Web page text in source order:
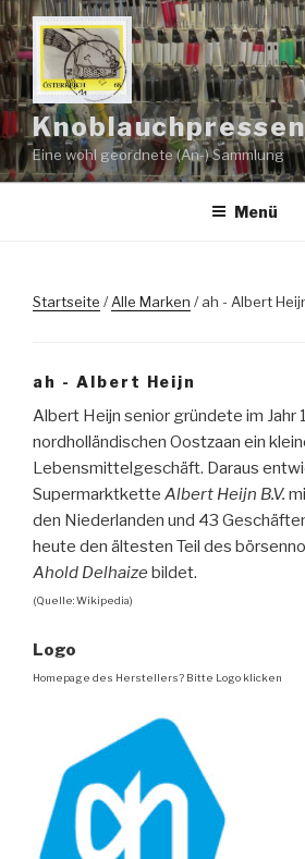
Zum
Inhalt
springen
Eine wohl geordnete (An-) Sammlung
Menü
Startseite /Alle Marken / ah - Albert
ah - Albert Heijn
Albert Heijn senior gründete im Jahr
nordholländischen Oostzaan ein
Lebensmittelgeschäft. Daraus
Supermarktkette Albert Heijn B.V.
den Niederlanden und 43
heute den ältesten Teil des
Ahold Delhaize bildet.
(Quelle: Wikipedia)
Logo
Homepage des Herstellers? Bitte Logo klicken